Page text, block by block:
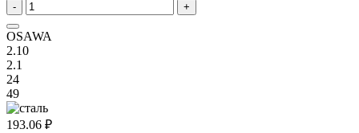
- +
OSAWA
2.10
2.1
24
49
193.06 ₽